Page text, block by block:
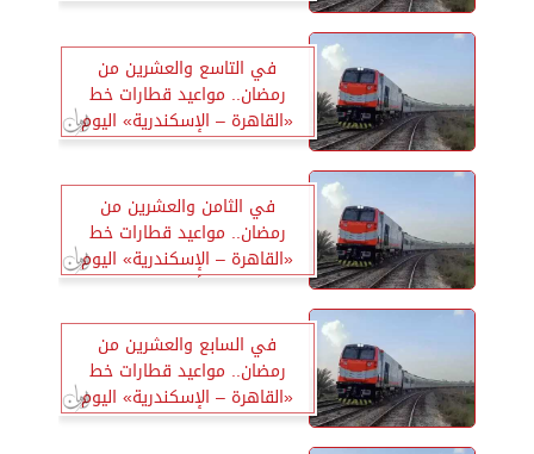
في التاسع والعشرين من
رمضان.. مواعيد قطارات خط
«القاهرة – الإسكندرية» اليوم
الخميس
في الثامن والعشرين من
رمضان.. مواعيد قطارات خط
«القاهرة – الإسكندرية» اليوم
الأربعاء
في السابع والعشرين من
رمضان.. مواعيد قطارات خط
«القاهرة – الإسكندرية» اليوم
الثلاثاء